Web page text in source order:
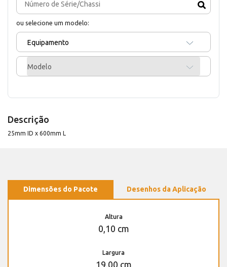
ou selecione um modelo:
Equipamento
Modelo
Descrição
25mm ID x 600mm L
Dimensões do Pacote Desenhos da Aplicação
Altura
0,10 cm
Largura
19,00 cm